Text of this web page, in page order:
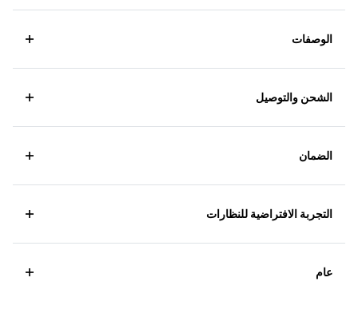
الوصفات
الشحن والتوصيل
الضمان
التجربة الافتراضية للنظارات
عام